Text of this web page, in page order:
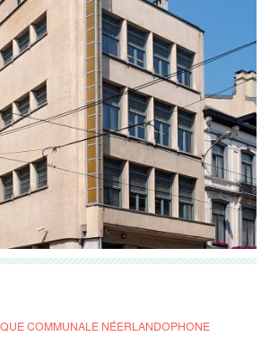
COMMUNALE NÉERLANDOPHONE